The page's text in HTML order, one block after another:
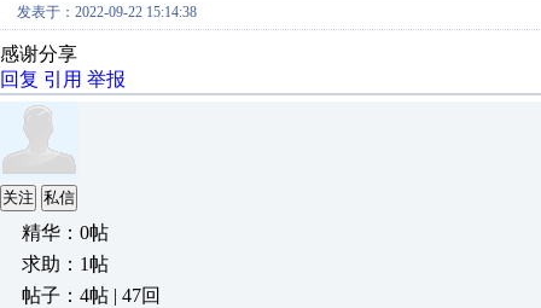
发表于：2022-09-22 15:14:38
感谢分享
回复 引用 举报
关注 私信
精华：0帖
求助：1帖
帖子：4帖 | 47回